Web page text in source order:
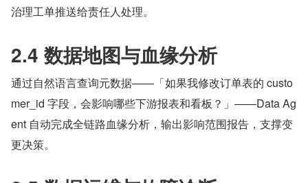
治理工单推送给责任人处理。
2.4 数据地图与血缘分析
通过自然语言查询元数据——「如果我修改订单表的 custo
mer_id 字段，会影响哪些下游报表和看板？」——Data Ag
ent 自动完成全链路血缘分析，输出影响范围报告，支撑变
更决策。